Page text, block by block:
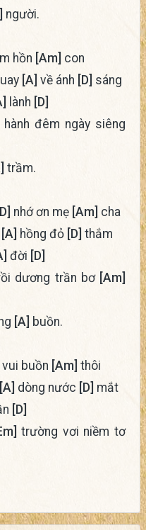
người.
hồn [Am] con
[A] về ánh [D] sáng
lành
[D]
hành đêm ngày siêng
trầm.
[D] nhớ ơn mẹ [Am] cha
[A] hồng đỏ [D] thắm
đời
[D]
dương trần bơ [Am]
[A] buồn.
buồn [Am] thôi
[A] dòng nước [D] mắt
[D]
trường vơi niềm tơ